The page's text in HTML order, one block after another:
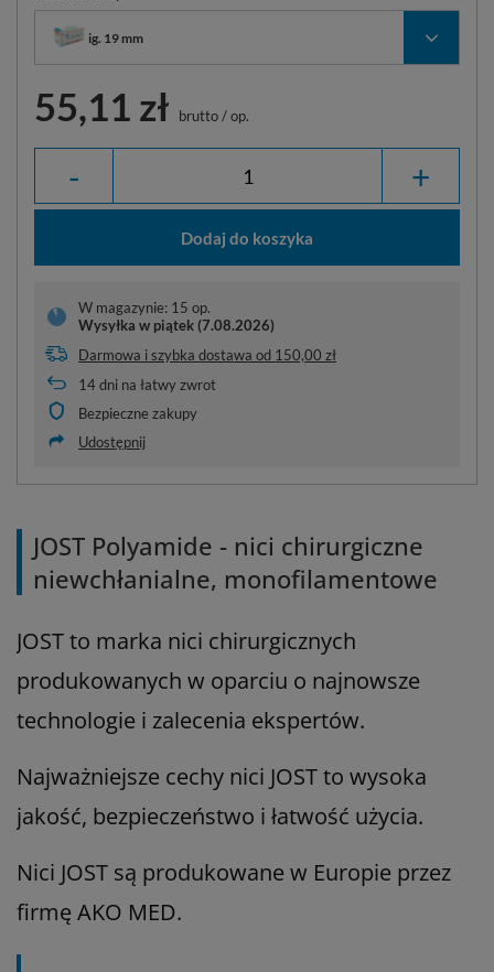
ig. 19 mm
55,11 zł brutto/op.
- +
Dodaj do koszyka
W magazynie: 15 op.
Wysyłka w piątek (7.08.2026)
Darmowa i szybka dostawa od 150,00 zł
14dni na łatwy zwrot
Bezpieczne zakupy
Udostępnij
JOST Polyamide - nici chirurgiczne
niewchłanialne, monofilamentowe
JOST to marka nici chirurgicznych
produkowanych w oparciu o najnowsze
technologie i zalecenia ekspertów.
Najważniejsze cechy nici JOST to wysoka
jakość, bezpieczeństwo i łatwość użycia.
Nici JOST są produkowane w Europie przez
firmę AKO MED.